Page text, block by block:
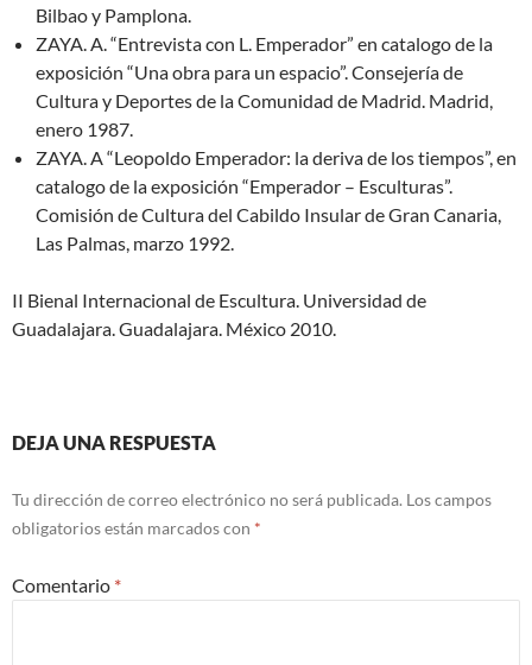
Bilbao y Pamplona.
ZAYA. A. “Entrevista con L. Emperador” en catalogo de la
exposición “Una obra para un espacio”. Consejería de
Cultura y Deportes de la Comunidad de Madrid. Madrid,
enero 1987.
ZAYA. A “Leopoldo Emperador: la deriva de los tiempos”, en
catalogo de la exposición “Emperador – Esculturas”.
Comisión de Cultura del Cabildo Insular de Gran Canaria,
Las Palmas, marzo 1992.
II Bienal Internacional de Escultura. Universidad de
Guadalajara. Guadalajara. México 2010.
DEJA UNA RESPUESTA
Tu dirección de correo electrónico no será publicada. Los campos
obligatorios están marcados con *
Comentario *